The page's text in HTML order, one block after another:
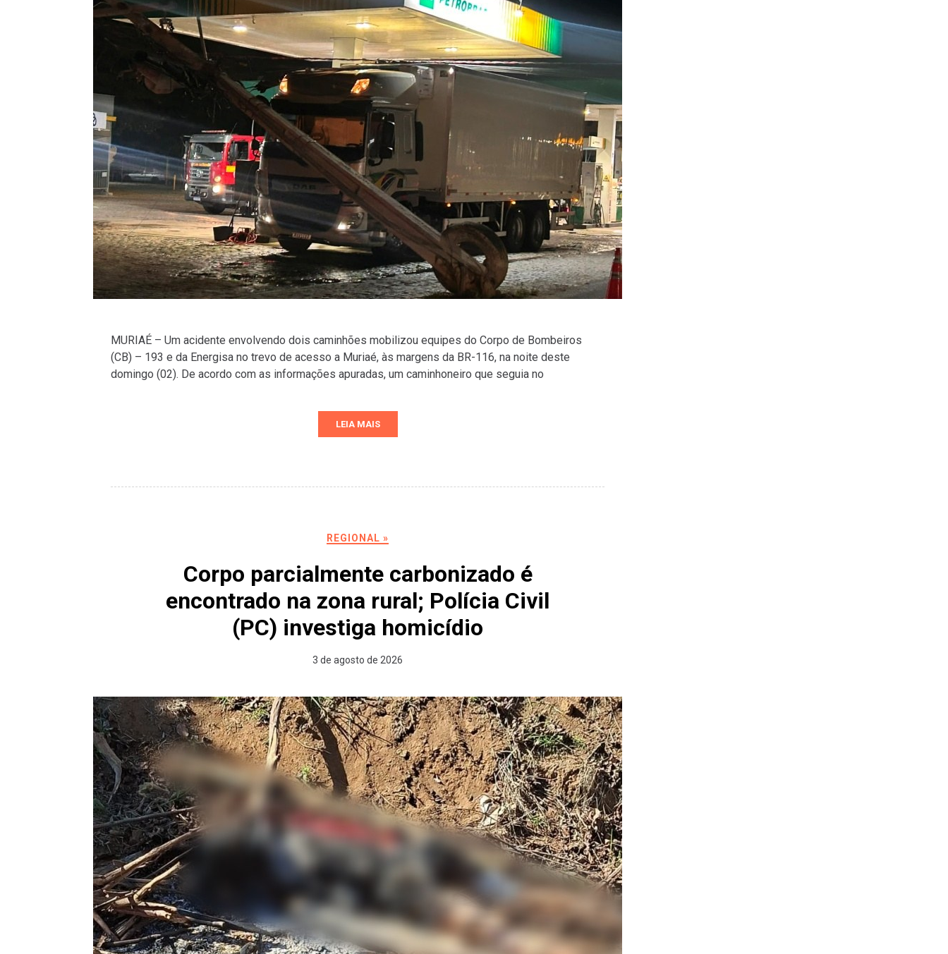
MURIAÉ – Um acidente envolvendo dois caminhões mobilizou equipes do Corpo de Bombeiros
(CB) – 193 e da Energisa no trevo de acesso a Muriaé, às margens da BR-116, na noite deste
domingo (02). De acordo com as informações apuradas, um caminhoneiro que seguia no
LEIA MAIS
REGIONAL »
Corpo parcialmente carbonizado é
encontrado na zona rural; Polícia Civil
(PC) investiga homicídio
3 de agosto de 2026